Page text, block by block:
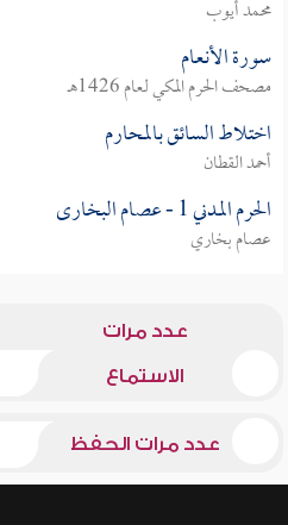
محمد أيوب
سورة الأنعام
مصحف الحرم المكي لعام 1426هـ
اختلاط السائق بالمحارم
أحمد القطان
الحرم المدني 1 - عصام البخارى
عصام بخاري
عدد مرات
الاستماع
عدد مرات الحفظ